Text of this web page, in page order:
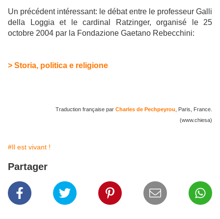
Un précédent intéressant: le débat entre le professeur Galli
della Loggia et le cardinal Ratzinger, organisé le 25
octobre 2004 par la Fondazione Gaetano Rebecchini:
> Storia, politica e religione
Traduction française par Charles de Pechpeyrou, Paris, France.
(www.chiesa)
#Il est vivant !
Partager